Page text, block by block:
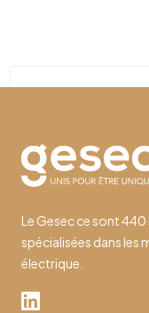
Le Gesec ce sont 440
spécialisées dans les
électrique.